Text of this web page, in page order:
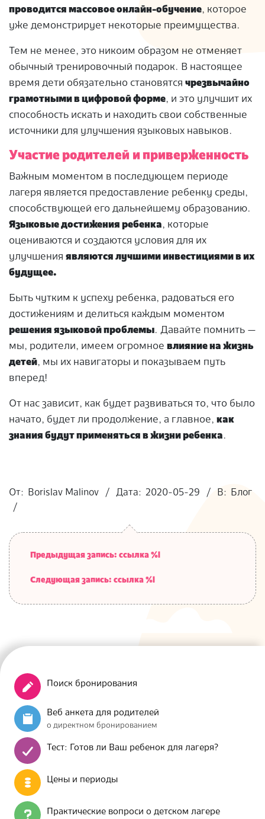
проводится массовое онлайн-обучение, которое
уже демонстрирует некоторые преимущества.
Тем не менее, это никоим образом не отменяет
обычный тренировочный подарок. В настоящее
время дети обязательно становятся чрезвычайно
грамотными в цифровой форме, и это улучшит их
способность искать и находить свои собственные
источники для улучшения языковых навыков.
Участие родителей и приверженность
Важным моментом в последующем периоде
лагеря является предоставление ребенку среды,
способствующей его дальнейшему образованию.
Языковые достижения ребенка, которые
оцениваются и создаются условия для их
улучшения являются лучшими инвестициями в их
будущее.
Быть чутким к успеху ребенка, радоваться его
достижениям и делиться каждым моментом
решения языковой проблемы. Давайте помнить —
мы, родители, имеем огромное влияние на жизнь
детей, мы их навигаторы и показываем путь
вперед!
От нас зависит, как будет развиваться то, что было
начато, будет ли продолжение, а главное, как
знания будут применяться в жизни ребенка.
05-
29
От: Borislav Malinov Дата: 2020-05-29 В: Блог
Предыдущая запись: ссылка %l
Следующая запись: ссылка %l
Поиск бронирования
Веб анкета для родителей
о директном бронированием
Тест: Готов ли Ваш ребенок для лагеря?
Цены и периоды
Практические вопроси о детском лагере